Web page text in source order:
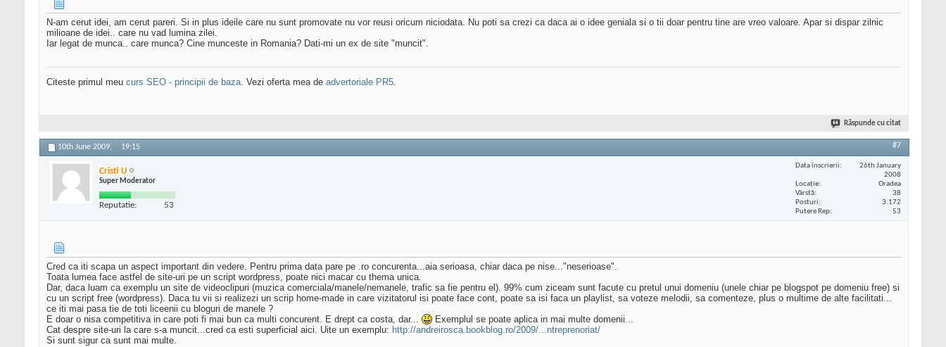
N-am cerut idei, am cerut pareri. Si in plus ideile care nu sunt promovate nu vor reusi oricum niciodata. Nu poti sa crezi ca daca ai o idee geniala si o tii doar pentru tine are vreo valoare. Apar si dispar zilnic
milioane de idei.. care nu vad lumina zilei.
Iar legat de munca.. care munca? Cine munceste in Romania? Dati-mi un ex de site "muncit".
Citeste primul meu curs SEO - principii de baza. Vezi oferta mea de advertoriale PR5.
Răspunde cu citat
10th June 2009, 19:15 #7
Cristi U
Super Moderator
Reputatie: 53
Data înscrierii
26th January
2008
Locaţie
Oradea
Vârstă
38
Posturi
3.172
Putere Rep
53
Cred ca iti scapa un aspect important din vedere. Pentru prima data pare pe .ro concurenta...aia serioasa, chiar daca pe nise..."neserioase".
Toata lumea face astfel de site-uri pe un script wordpress, poate nici macar cu thema unica.
Dar, daca luam ca exemplu un site de videoclipuri (muzica comerciala/manele/nemanele, trafic sa fie pentru el). 99% cum ziceam sunt facute cu pretul unui domeniu (unele chiar pe blogspot pe domeniu free) si
cu un script free (wordpress). Daca tu vii si realizezi un scrip home-made in care vizitatorul isi poate face cont, poate sa isi faca un playlist, sa voteze melodii, sa comenteze, plus o multime de alte facilitati...
ce iti mai pasa tie de toti liceenii cu bloguri de manele ?
E doar o nisa competitiva in care poti fi mai bun ca multi concurent. E drept ca costa, dar...
Exemplul se poate aplica in mai multe domenii...
Cat despre site-uri la care s-a muncit...cred ca esti superficial aici. Uite un exemplu: http://andreirosca.bookblog.ro/2009/...ntreprenoriat/
Si sunt sigur ca sunt mai multe.